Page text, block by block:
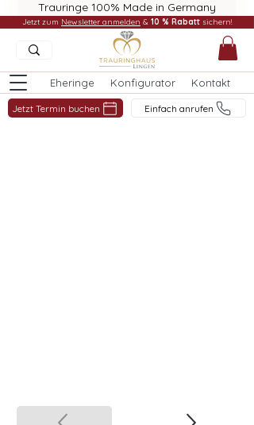
Trauringe 100% Made in Germany
Eheringe Konfigurator Kontakt
Jetzt Termin buchen Einfach anrufen
Jetzt zum Newsletter anmelden & 10 % Rabatt sichern!